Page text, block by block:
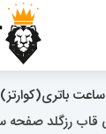
ساعت باتری(کوارتز)